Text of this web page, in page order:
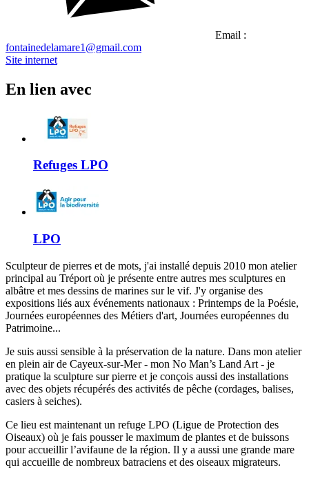
Email :
fontainedelamare1@gmail.com
Site internet
En lien avec
Refuges LPO
LPO
Sculpteur de pierres et de mots, j'ai installé depuis 2010 mon atelier
principal au Tréport où je présente entre autres mes sculptures en
albâtre et mes dessins de marines sur le vif. J'y organise des
expositions liés aux événements nationaux : Printemps de la Poésie,
Journées européennes des Métiers d'art, Journées européennes du
Patrimoine...
Je suis aussi sensible à la préservation de la nature. Dans mon atelier
en plein air de Cayeux-sur-Mer - mon No Man’s Land Art - je
pratique la sculpture sur pierre et je conçois aussi des installations
avec des objets récupérés des activités de pêche (cordages, balises,
casiers à seiches).
Ce lieu est maintenant un refuge LPO (Ligue de Protection des
Oiseaux) où je fais pousser le maximum de plantes et de buissons
pour accueillir l’avifaune de la région. Il y a aussi une grande mare
qui accueille de nombreux batraciens et des oiseaux migrateurs.